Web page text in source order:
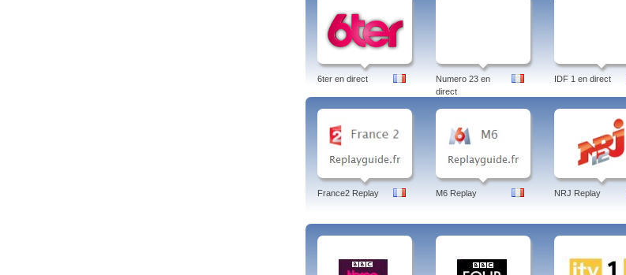
6ter en direct
Numero 23 en
direct
IDF 1 en direct
France2 Replay M6 Replay NRJ Replay